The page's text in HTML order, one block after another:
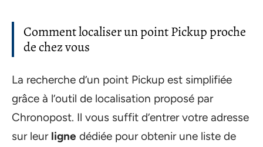
Comment localiser un point Pickup proche
de chez vous
La recherche d’un point Pickup est simplifiée
grâce à l’outil de localisation proposé par
Chronopost. Il vous suffit d’entrer votre adresse
sur leur ligne dédiée pour obtenir une liste de